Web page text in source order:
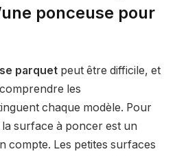
ponceuse pour
parquet peut être difficile, et
les
chaque modèle. Pour
surface à poncer est un
compte. Les petites surfaces